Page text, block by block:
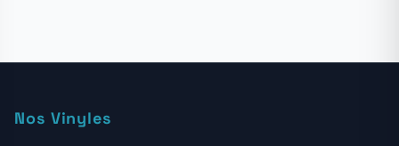
Nos Vinyles